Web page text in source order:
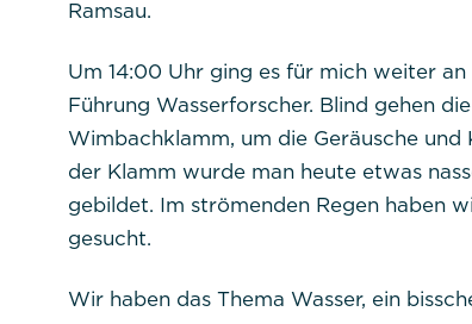
Ramsau.
Um 14:00 Uhr ging es für mich weiter
Führung Wasserforscher. Blind gehen
Wimbachklamm, um die Geräusche
der Klamm wurde man heute etwas
gebildet. Im strömenden Regen haben
gesucht.
Wir haben das Thema Wasser, ein